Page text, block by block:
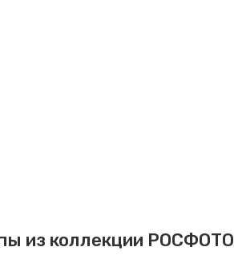
из кол­лек­ции РОС­ФО­ТО